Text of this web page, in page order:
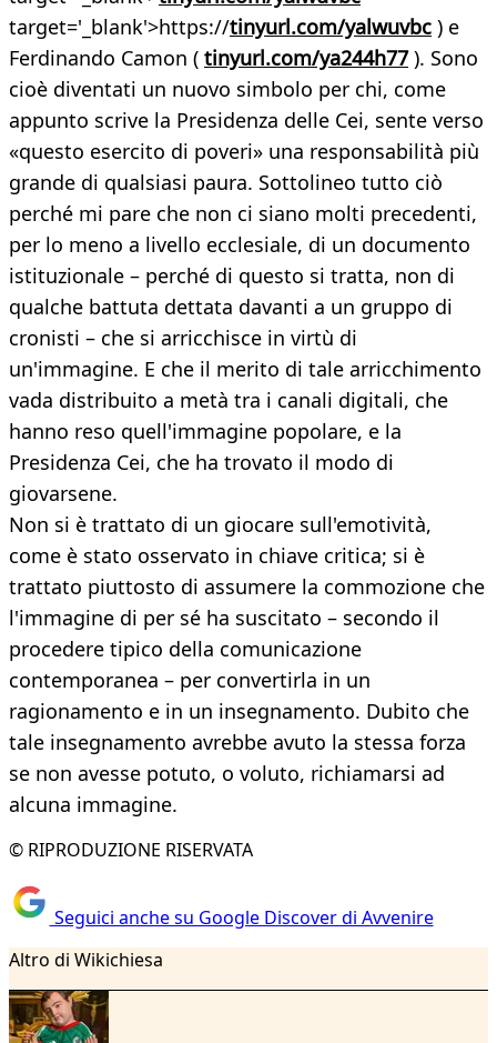
target='_blank'>https://tinyurl.com/yalwuvbc ) e
Ferdinando Camon ( tinyurl.com/ya244h77). Sono
cioè diventati un nuovo simbolo per chi, come
appunto scrive la Presidenza delle Cei, sente verso
«questo esercito di poveri» una responsabilità più
grande di qualsiasi paura. Sottolineo tutto ciò
perché mi pare che non ci siano molti precedenti,
per lo meno a livello ecclesiale, di un documento
istituzionale – perché di questo si tratta, non di
qualche battuta dettata davanti a un gruppo di
cronisti – che si arricchisce in virtù di
un'immagine. E che il merito di tale arricchimento
vada distribuito a metà tra i canali digitali, che
hanno reso quell'immagine popolare, e la
Presidenza Cei, che ha trovato il modo di
giovarsene.
Non si è trattato di un giocare sull'emotività,
come è stato osservato in chiave critica; si è
trattato piuttosto di assumere la commozione che
l'immagine di per sé ha suscitato – secondo il
procedere tipico della comunicazione
contemporanea – per convertirla in un
ragionamento e in un insegnamento. Dubito che
tale insegnamento avrebbe avuto la stessa forza
se non avesse potuto, o voluto, richiamarsi ad
alcuna immagine.
© RIPRODUZIONE RISERVATA
Seguici anche su Google Discover di Avvenire
Altro di Wikichiesa